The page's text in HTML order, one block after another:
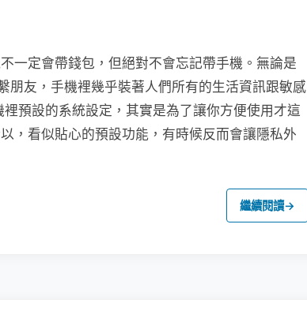
一定會帶錢包，但絕對不會忘記帶手機。無論是
朋友，手機裡幾乎裝著人們所有的生活資訊跟敏感
預設的系統設定，其實是為了讓你方便使用才這
，看似貼心的預設功能，有時候反而會讓隱私外
繼續閱讀→